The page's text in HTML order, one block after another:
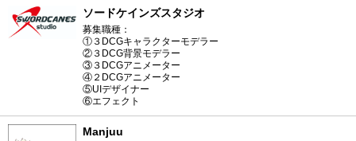
ソードケインズスタジオ
募集職種：
①３DCGキャラクターモデラー
②３DCG背景モデラー
③３DCGアニメーター
④２DCGアニメーター
⑤UIデザイナー
⑥エフェクト
Manjuu